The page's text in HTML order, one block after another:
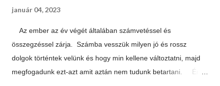
január 04, 2023
Az ember az év végét általában számvetéssel és
összegzéssel zárja. Számba vesszük milyen jó és rossz
dolgok történtek velünk és hogy min kellene változtatni, majd
megfogadunk ezt-azt amit aztán nem tudunk betartani. Én